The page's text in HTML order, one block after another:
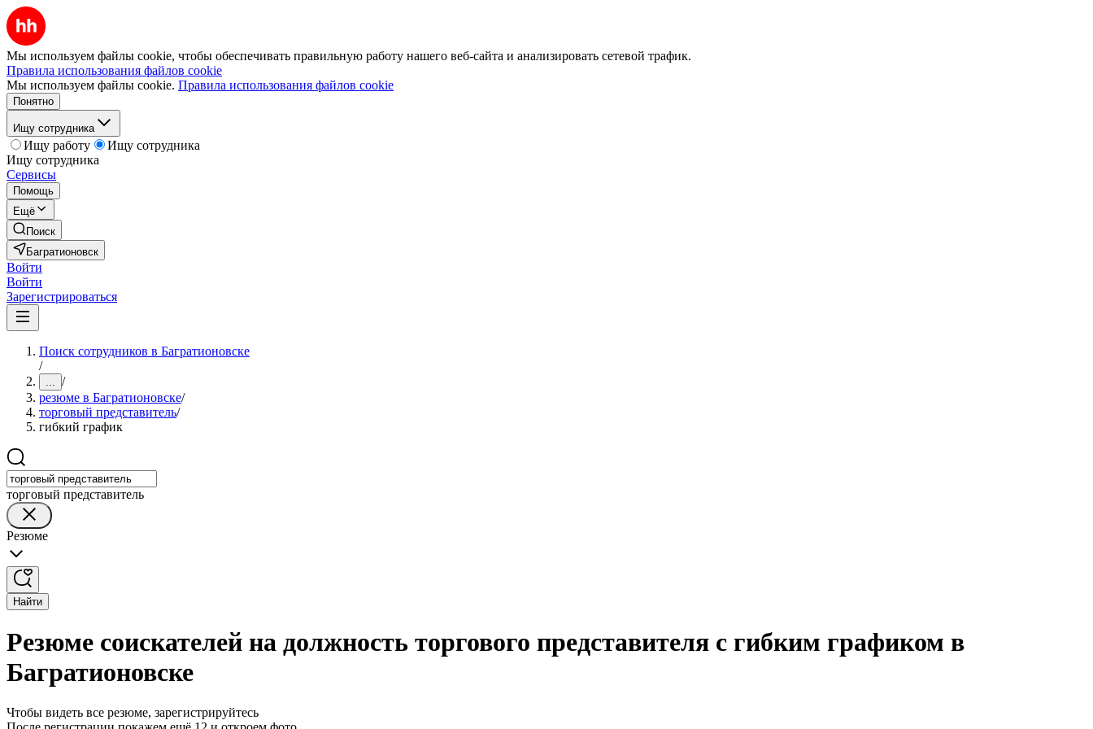
Мы используем файлы cookie, чтобы обеспечивать правильную работу нашего веб-сайта и анализировать сетевой трафик.
Правила использования файлов cookie
Мы используем файлы cookie. Правила использования файлов cookie
Понятно
Ищу сотрудника
Ищу работу
Ищу сотрудника
Ищу сотрудника
Сервисы
Помощь
Ещё
Поиск
Багратионовск
Войти
Войти
Зарегистрироваться
Поиск сотрудников в Багратионовске
/
... /
резюме в Багратионовске/
торговый представитель/
гибкий график
торговый представитель
Резюме
Найти
Резюме соискателей на должность торгового представителя с гибким графиком в
Багратионовске
Чтобы видеть все резюме, зарегистрируйтесь